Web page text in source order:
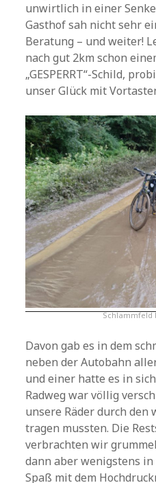
unwirtlich in einer
Gasthof sah nicht sehr
Beratung – und weiter!
nach gut 2km schon
„GESPERRT“-Schild,
unser Glück mit
Schlammfeld
Davon gab es in dem
neben der Autobahn
und einer hatte es in
Radweg war völlig
unsere Räder durch den
tragen mussten. Die
verbrachten wir
dann aber wenigstens in
Spaß mit dem